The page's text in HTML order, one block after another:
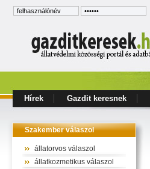
Hírek Gazdit keresnek
Szakember válaszol
állatorvos válaszol
állatkozmetikus válaszol